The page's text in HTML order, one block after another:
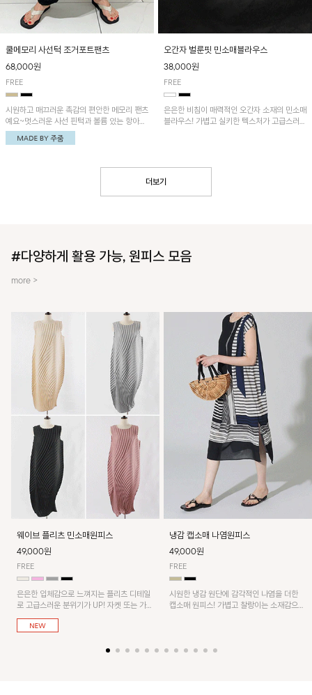
쿨메모리 사선턱 조거포트팬츠
68,000원
FREE
시원하고 매끄러운 촉감의 편안한 메모리 팬츠
예요~멋스러운 사선 핀턱과 볼륨 있는 항아리
핏이 유니크한 아이템!
오간자 벌룬핏 민소매블라우스
38,000원
FREE
은은한 비침이 매력적인 오간자 소재의 민소매
블라우스! 가볍고 실키한 텍스처가 고급스러운
더보기
#다양하게 활용 가능, 원피스 모음
more >
웨이브 플리츠 민소매원피스
49,000원
FREE
은은한 입체감으로 느껴지는 플리츠 디테일
로 고급스러운 분위기가 UP! 자켓 또는 가디
건과 같이 매치해도 잘 어울린답니다!
냉감 캡소매 나염원피스
49,000원
FREE
시원한 냉감 원단에 감각적인 나염을 더한
캡소매 원피스! 가볍고 찰랑이는 소재감으로